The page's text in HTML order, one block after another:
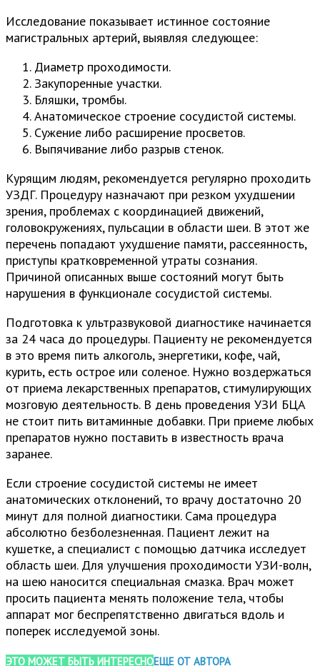
Исследование показывает истинное состояние
магистральных артерий, выявляя следующее:
Диаметр проходимости.
Закупоренные участки.
Бляшки, тромбы.
Анатомическое строение сосудистой системы.
Сужение либо расширение просветов.
Выпячивание либо разрыв стенок.
Курящим людям, рекомендуется регулярно проходить
УЗДГ. Процедуру назначают при резком ухудшении
зрения, проблемах с координацией движений,
головокружениях, пульсации в области шеи. В этот же
перечень попадают ухудшение памяти, рассеянность,
приступы кратковременной утраты сознания.
Причиной описанных выше состояний могут быть
нарушения в функционале сосудистой системы.
Подготовка к ультразвуковой диагностике начинается
за 24 часа до процедуры. Пациенту не рекомендуется
в это время пить алкоголь, энергетики, кофе, чай,
курить, есть острое или соленое. Нужно воздержаться
от приема лекарственных препаратов, стимулирующих
мозговую деятельность. В день проведения УЗИ БЦА
не стоит пить витаминные добавки. При приеме любых
препаратов нужно поставить в известность врача
заранее.
Если строение сосудистой системы не имеет
анатомических отклонений, то врачу достаточно 20
минут для полной диагностики. Сама процедура
абсолютно безболезненная. Пациент лежит на
кушетке, а специалист с помощью датчика исследует
область шеи. Для улучшения проходимости УЗИ-волн,
на шею наносится специальная смазка. Врач может
просить пациента менять положение тела, чтобы
аппарат мог беспрепятственно двигаться вдоль и
поперек исследуемой зоны.
ЭТО МОЖЕТ БЫТЬ ИНТЕРЕСНОЕЩЕ ОТ АВТОРА